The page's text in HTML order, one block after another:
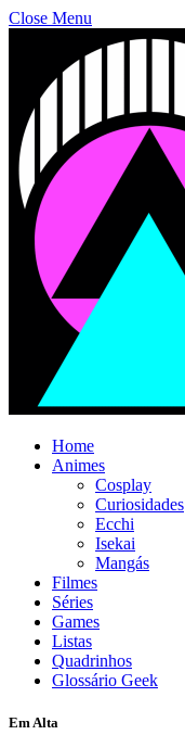
Close Menu
Home
Animes
Cosplay
Curiosidades
Ecchi
Isekai
Mangás
Filmes
Séries
Games
Listas
Quadrinhos
Glossário Geek
Em Alta